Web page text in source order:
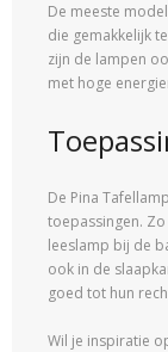
De meeste
die gemakkelijk
zijn de lampen
met hoge
De Pina
toepassingen.
leeslamp bij de
ook in de
goed tot hun
Wil je inspiratie